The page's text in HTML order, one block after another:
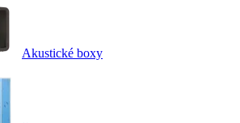
Akustické boxy